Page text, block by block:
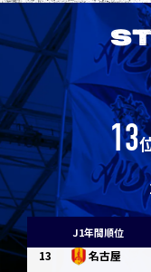
13
J1年間順位
7 神戸
浦和
9 横浜FM
11 水戸
11 岡山
13 名古屋